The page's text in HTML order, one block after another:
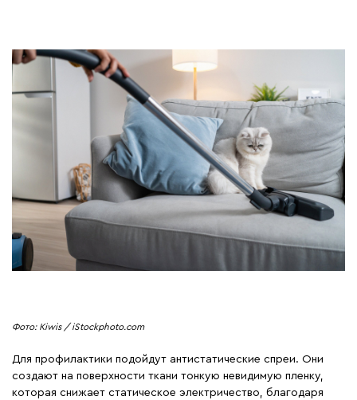
Фото: Kiwis / iStockphoto.com
Для профилактики подойдут антистатические спреи. Они
создают на поверхности ткани тонкую невидимую пленку,
которая снижает статическое электричество, благодаря